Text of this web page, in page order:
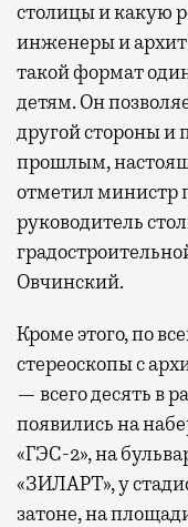
столицы и какую
инженеры и
такой формат
детям. Он
другой стороны и
прошлым,
отметил министр
руководитель
Овчинский.
Кроме этого, по
стереоскопы с
— всего десять в
появились на
«ГЭС-2», на
«ЗИЛАРТ», у
затоне, на